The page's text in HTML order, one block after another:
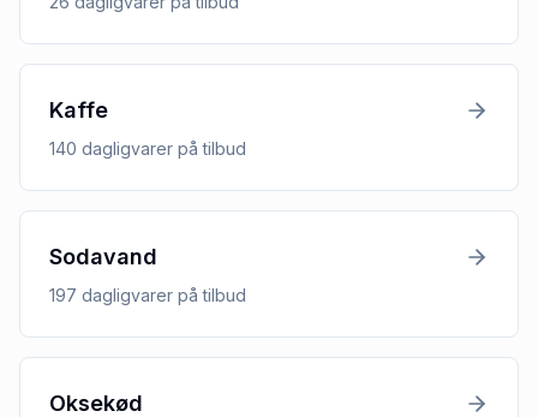
Kaffe
140 dagligvarer på tilbud
Sodavand
197 dagligvarer på tilbud
Oksekød